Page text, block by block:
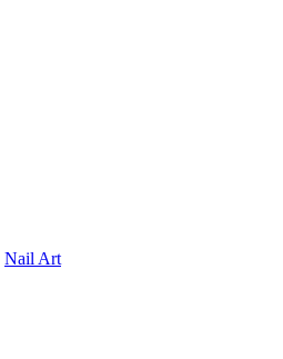
Nail Art